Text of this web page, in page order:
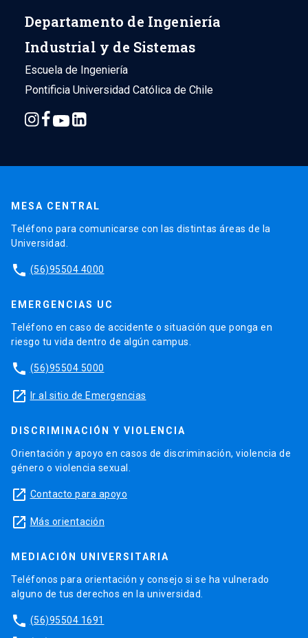
Departamento de Ingeniería
Industrial y de Sistemas
Escuela de Ingeniería
Pontificia Universidad Católica de Chile
MESA CENTRAL
Teléfono para comunicarse con las distintas áreas de la
Universidad.
phone (56)95504 4000
EMERGENCIAS UC
Teléfono en caso de accidente o situación que ponga en
riesgo tu vida dentro de algún campus.
phone (56)95504 5000
launch Ir al sitio de Emergencias
DISCRIMINACIÓN Y VIOLENCIA
Orientación y apoyo en casos de discriminación, violencia de
género o violencia sexual.
launch Contacto para apoyo
launch Más orientación
MEDIACIÓN UNIVERSITARIA
Teléfonos para orientación y consejo si se ha vulnerado
alguno de tus derechos en la universidad.
phone (56)95504 1691